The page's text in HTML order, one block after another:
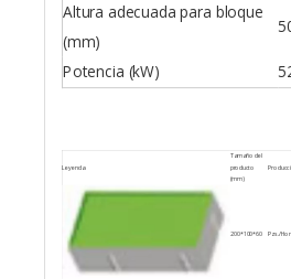
Altura adecuada para bloque
(mm)
Potencia (kW)
Leyenda
Tamaño del
producto
(mm)
200*100*60 Pzs./